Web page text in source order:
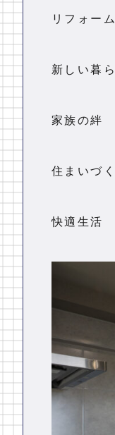
リフォーム
新しい暮
家族の絆
住まいづく
快適生活